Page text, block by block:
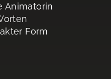
Animatorin
Form